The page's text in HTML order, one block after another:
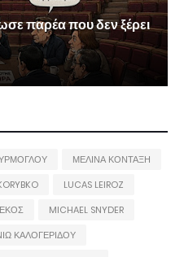
παρέα που δεν ξέρει
ΜΕΛΙΝΑ ΚΟΝΤΑΞΗ
LUCAS LEIROZ
MICHAEL SNYDER
ΚΑΛΟΓΕΡΙΔΟΥ